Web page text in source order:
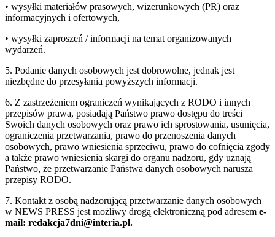
• wysyłki materiałów prasowych, wizerunkowych (PR) oraz
informacyjnych i ofertowych,
• wysyłki zaproszeń / informacji na temat organizowanych
wydarzeń.
5. Podanie danych osobowych jest dobrowolne, jednak jest
niezbędne do przesyłania powyższych informacji.
6. Z zastrzeżeniem ograniczeń wynikających z RODO i innych
przepisów prawa, posiadają Państwo prawo dostępu do treści
Swoich danych osobowych oraz prawo ich sprostowania, usunięcia,
ograniczenia przetwarzania, prawo do przenoszenia danych
osobowych, prawo wniesienia sprzeciwu, prawo do cofnięcia zgody
a także prawo wniesienia skargi do organu nadzoru, gdy uznają
Państwo, że przetwarzanie Państwa danych osobowych narusza
przepisy RODO.
7. Kontakt z osobą nadzorującą przetwarzanie danych osobowych
w NEWS PRESS jest możliwy drogą elektroniczną pod adresem e-
mail: redakcja7dni@interia.pl.